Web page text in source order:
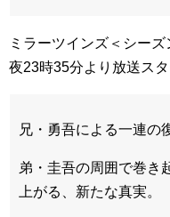
ミラーツインズ＜シー
夜23時35分より放送スタ
兄・勇吾による一連の
弟・圭吾の周囲で巻き
上がる、新たな真実。